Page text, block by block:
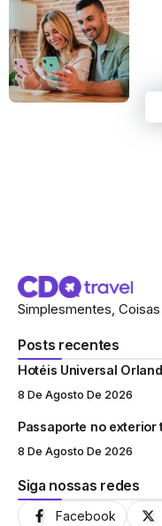
Simplesmentes,
Posts recentes
Hotéis Universal
8 De Agosto De 2026
Passaporte no exterior
8 De Agosto De 2026
Siga nossas redes
Facebook